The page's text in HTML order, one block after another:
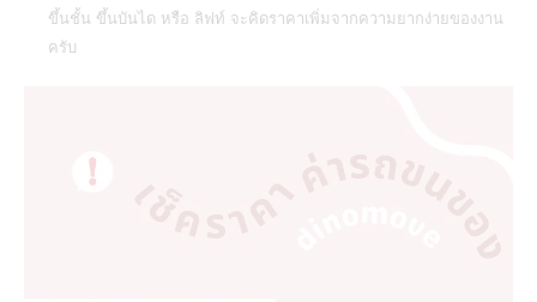
ขึ้นชั้น ขึ้นบันได หรือ ลิฟท์ จะคิดราคาเพิ่มจากความยากง่ายของงาน
ครับ